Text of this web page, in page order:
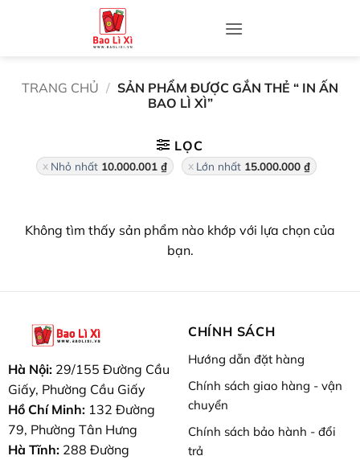
TRANG CHỦ / SẢN PHẨM ĐƯỢC GẮN THẺ “ IN ẤN
BAO LÌ XÌ”
LỌC
Nhỏ nhất 10.000.001 ₫ Lớn nhất 15.000.000 ₫
Không tìm thấy sản phẩm nào khớp với lựa chọn của
bạn.
Hà Nội:29/155 Đường Cầu
Giấy, Phường Cầu Giấy
Hồ Chí Minh:132 Đường
79, Phường Tân Hưng
Hà Tĩnh:288 Đường
CHÍNH SÁCH
Hướng dẫn đặt hàng
Chính sách giao hàng - vận
chuyển
Chính sách bảo hành - đổi
trả